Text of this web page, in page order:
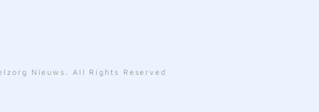
Nieuws. All Rights Reserved